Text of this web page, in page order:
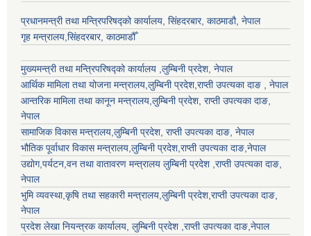
प्रधानमन्त्री तथा मन्त्रिपरिषद्को कार्यालय, सिंहदरबार, काठमाडौ, नेपाल
गृह मन्त्रालय,सिंहदरबार, काठमाडौँ
मुख्यमन्त्री तथा मन्त्रिपरिषद्को कार्यालय ,लुम्बिनी प्रदेश, नेपाल
आर्थिक मामिला तथा योजना मन्त्रालय,लुम्बिनी प्रदेश,राप्ती उपत्यका दाङ , नेपाल
आन्तरिक मामिला तथा कानून मन्त्रालय,लुम्बिनी प्रदेश, राप्ती उपत्यका दाङ,
नेपाल
सामाजिक विकास मन्त्रालय,लुम्बिनी प्रदेश, राप्ती उपत्यका दाङ, नेपाल
भौतिक पूर्वाधार विकास मन्त्रालय,लुम्बिनी प्रदेश,राप्ती उपत्यका दाङ,नेपाल
उद्याेग,पर्यटन,वन तथा वातावरण मन्त्रालय लुम्बिनी प्रदेश ,राप्ती उपत्यका दाङ,
नेपाल
भुमि व्यवस्था,कृषि तथा सहकारी मन्त्रालय,लुम्बिनी प्रदेश,राप्ती उपत्यका दाङ,
नेपाल
प्रदेश लेखा नियन्त्रक कार्यालय, लुम्बिनी प्रदेश ,राप्ती उपत्यका दाङ,नेपाल